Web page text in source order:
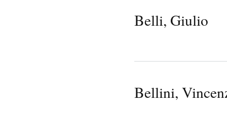
Belli, Giulio
Bellini,